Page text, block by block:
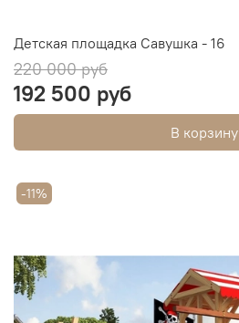
Детская площадка Савушка - 16
220 000 руб
192 500 руб
В корзину
-11%